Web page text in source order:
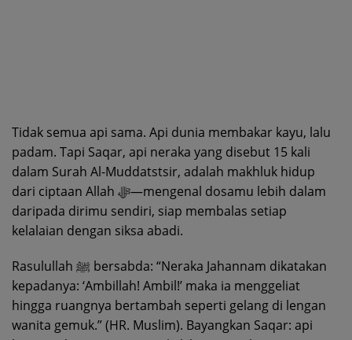
Tidak semua api sama. Api dunia membakar kayu, lalu
padam. Tapi Saqar, api neraka yang disebut 15 kali
dalam Surah Al-Muddatstsir, adalah makhluk hidup
dari ciptaan Allah ﷻ—mengenal dosamu lebih dalam
daripada dirimu sendiri, siap membalas setiap
kelalaian dengan siksa abadi.
Rasulullah ﷺ bersabda: “Neraka Jahannam dikatakan
kepadanya: ‘Ambillah! Ambil!’ maka ia menggeliat
hingga ruangnya bertambah seperti gelang di lengan
wanita gemuk.” (HR. Muslim). Bayangkan Saqar: api